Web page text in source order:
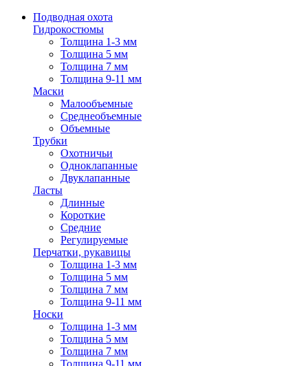
Подводная охота
Гидрокостюмы
Толщина 1-3 мм
Толщина 5 мм
Толщина 7 мм
Толщина 9-11 мм
Маски
Малообъемные
Среднеобъемные
Объемные
Трубки
Охотничьи
Одноклапанные
Двуклапанные
Ласты
Длинные
Короткие
Средние
Регулируемые
Перчатки, рукавицы
Толщина 1-3 мм
Толщина 5 мм
Толщина 7 мм
Толщина 9-11 мм
Носки
Толщина 1-3 мм
Толщина 5 мм
Толщина 7 мм
Толщина 9-11 мм